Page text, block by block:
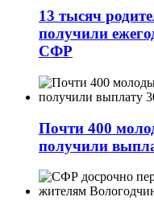
13 тысяч
получили
СФР
Почти 400
получили